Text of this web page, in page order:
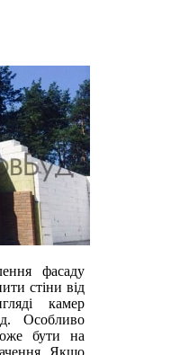
фасаду
стіни від
камер
Особливо
бути на
Якщо